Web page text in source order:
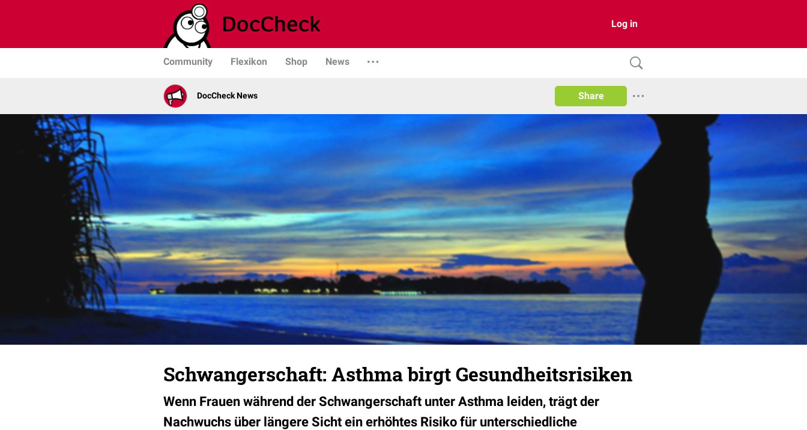
Log in
Community Flexikon Shop News
DocCheck News Share
Schwangerschaft: Asthma birgt Gesundheitsrisiken
Wenn Frauen während der Schwangerschaft unter Asthma leiden, trägt der
Nachwuchs über längere Sicht ein erhöhtes Risiko für unterschiedliche